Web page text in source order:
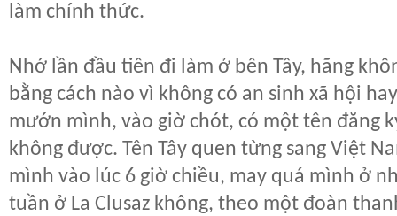
làm chính thức.
Nhớ lần đầu tiên đi làm ở bên Tây, hãng
bằng cách nào vì không có an sinh xã hội
mướn mình, vào giờ chót, có một tên đăng
không được. Tên Tây quen từng sang Việt
mình vào lúc 6 giờ chiều, may quá mình ở
tuần ở La Clusaz không, theo một đoàn